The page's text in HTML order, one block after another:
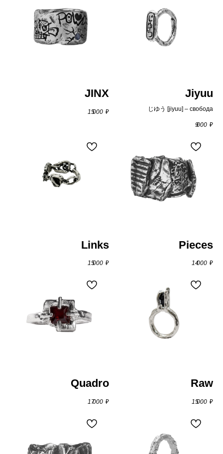
JINX
15 000 ₽
Jiyuu
じゆう [jiyuu] – свобода
9 000 ₽
Links
15 000 ₽
Pieces
14 000 ₽
Quadro
17 000 ₽
Raw
15 000 ₽
кольца
цепи и подвески
Онлайн либо наличными при получении.
Доставка